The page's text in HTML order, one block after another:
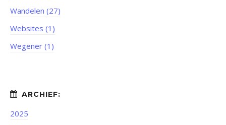
Wandelen (27)
Websites (1)
Wegener (1)
2025